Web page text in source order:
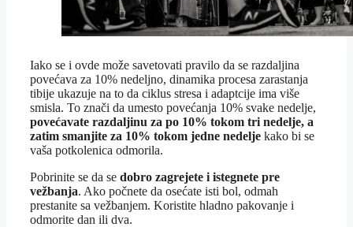
Iako se i ovde može savetovati pravilo da se razdaljina
povećava za 10% nedeljno, dinamika procesa zarastanja
tibije ukazuje na to da ciklus stresa i adaptcije ima više
smisla. To znači da umesto povećanja 10% svake nedelje,
povećavate razdaljinu za po 10% tokom tri nedelje, a
zatim smanjite za 10% tokom jedne nedelje kako bi se
vaša potkolenica odmorila.
Pobrinite se da se dobro zagrejete i istegnete pre
vežbanja. Ako počnete da osećate isti bol, odmah
prestanite sa vežbanjem. Koristite hladno pakovanje i
odmorite dan ili dva.